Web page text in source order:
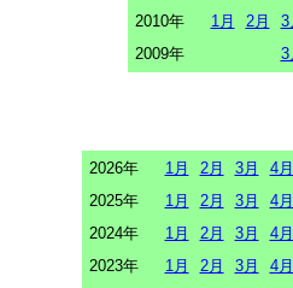
2010年
1月 2月
3
2009年
3
2026年 1月 2月 3月
4月
2025年
1月 2月 3月
4月
2024年
1月 2月 3月
4月
2023年
1月 2月 3月
4月